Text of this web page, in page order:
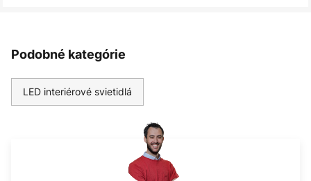
Podobné kategórie
LED interiérové svietidlá